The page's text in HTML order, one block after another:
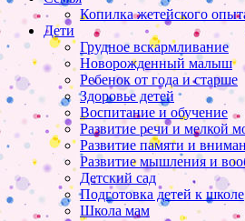
Копилка жетейского
Дети
Грудное вскармливание
Новорожденный малыш
Ребенок от года и старше
Здоровье детей
Воспитание и обучение
Развитие речи и мелкой
Развитие памяти и
Развитие мышления и
Детский сад
Подготовка детей к школе
Школа мам